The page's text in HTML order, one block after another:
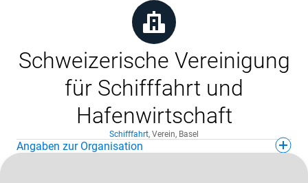
Schweizerische Vereinigung
für Schifffahrt und
Hafenwirtschaft
Schifffahrt, Verein, Basel
Angaben zur Organisation